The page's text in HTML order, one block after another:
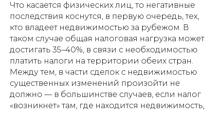
Что касается физических лиц, то негативные
последствия коснутся, в первую очередь, тех,
кто владеет недвижимостью за рубежом. В
таком случае общая налоговая нагрузка может
достигать 35–40%, в связи с необходимостью
платить налоги на территории обеих стран.
Между тем, в части сделок с недвижимостью
существенных изменений произойти не
должно — в большинстве случаев, если налог
«возникнет» там, где находится недвижимость,